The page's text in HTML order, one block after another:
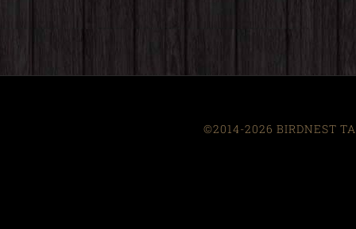
©2014-2026 BIRDNEST